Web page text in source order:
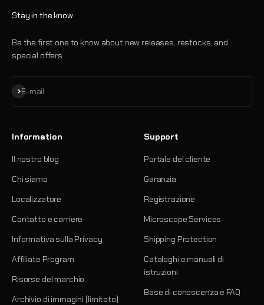
Stay in the know
Be the first one to know about new releases, restocks, and
special offers
E-mail
Iscriviti alla newsletter
Information
Il nostro blog
Chi siamo
Localizzatore
Contatto e carriere
Informativa sulla Privacy
Affiliate Program
Risorse del marchio
Archivio di immagini (limitato)
Support
Portale del cliente
Garanzia
Registrazione
Microscope Services
Shipping Protection
Cataloghi e manuali di
istruzioni
Base di conoscenza e FAQ